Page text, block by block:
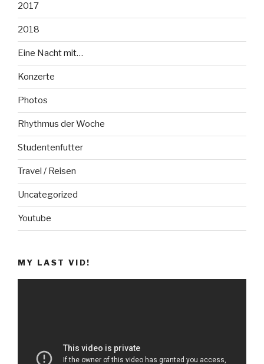
2017
2018
Eine Nacht mit…
Konzerte
Photos
Rhythmus der Woche
Studentenfutter
Travel / Reisen
Uncategorized
Youtube
MY LAST VID!